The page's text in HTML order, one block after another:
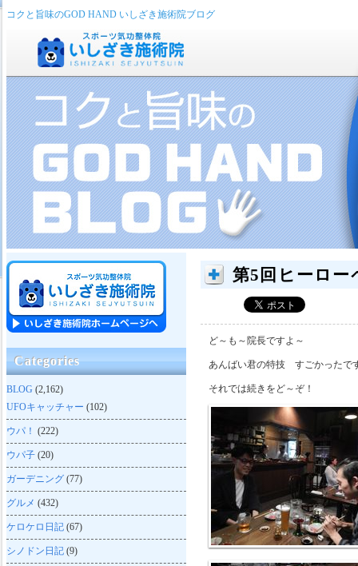
コクと旨味のGOD HAND いしざき施術院ブログ
第5回ヒーロー
ど～も～院長ですよ～
あんばい君の特技 すごかったで
それでは続きをど～ぞ！
Categories
BLOG (2,162)
UFOキャッチャー (102)
ウパ！ (222)
ウパ子 (20)
ガーデニング (77)
グルメ (432)
ケロケロ日記 (67)
シノドン日記 (9)